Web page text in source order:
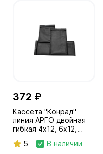
372 ₽
Кассета "Конрад"
линия АРГО двойная
гибкая 4х12, 6х12,
10х16 (< 200 кв.см)
5 В наличии